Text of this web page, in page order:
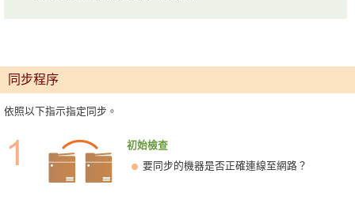
同步程序
依照以下指示指定同步。
初始檢查
要同步的機器是否正確連線至網路？